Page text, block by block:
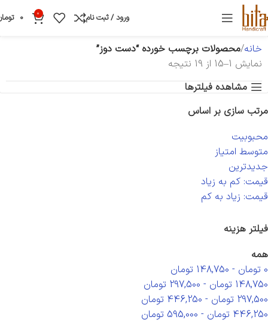
ورود / ثبت نام 0
0
خانه محصولات برچسب خورده “دست دوز”
نمایش 1–15 از 19 نتیجه
مشاهده فیلترها
مرتب سازی بر اساس
محبوبیت
متوسط امتیاز
جدیدترین
قیمت: کم به زیاد
قیمت: زیاد به کم
فیلتر هزینه
همه
0 تومان -
148,750 تومان
148,750 تومان -
297,500 تومان
297,500 تومان -
446,250 تومان
446,250 تومان -
595,000 تومان